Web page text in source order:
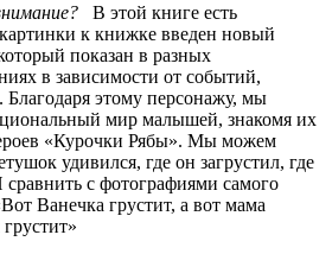
В этой книге есть
к книжке введен новый
показан в разных
в зависимости от событий,
Благодаря этому персонажу, мы
мир малышей, знакомя их
«Курочки Рябы». Мы можем
удивился, где он загрустил, где
с фотографиями самого
Ванечка грустит, а вот мама